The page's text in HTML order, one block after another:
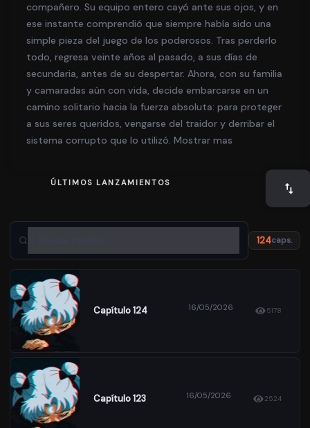
compañero. Su equipo entero cayó ante sus ojos, y en
ese instante comprendió que siempre había sido una
simple pieza del juego de los poderosos. Tras perderlo
todo, regresa veinte años al pasado, a sus días de
secundaria, antes de su despertar. Ahora, con su familia
y camaradas aún con vida, decide embarcarse en un
camino solitario hacia la fuerza absoluta: para proteger
a sus seres queridos, vengarse del traidor y derribar el
sistema corrupto que lo utilizó. Mostrar mas
ÚLTIMOS LANZAMIENTOS
124caps.
Capítulo 124 16/05/2026 5178
Capítulo 123 16/05/2026 2524